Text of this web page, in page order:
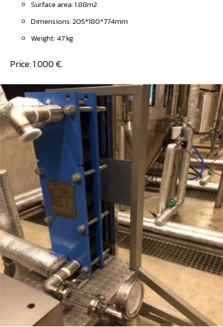
Surface area: 1.88m2
Dimensions: 205*180*774mm
Weight: 47 kg
Price: 1 000 €.